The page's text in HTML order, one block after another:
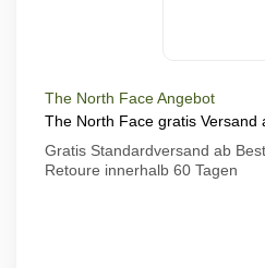
The North Face Angebot
The North Face gratis Versand
Gratis Standardversand ab
Retoure innerhalb 60 Tagen